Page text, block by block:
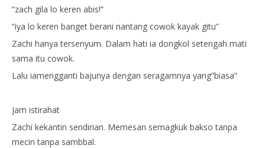
“zach gila lo keren abis!”
“iya lo keren banget berani nantang cowok kayak gitu”
Zachi hanya tersenyum. Dalam hati ia dongkol setengah mati
sama itu cowok.
Lalu iamengganti bajunya dengan seragamnya yang”biasa”
Jam istirahat
Zachi kekantin sendirian. Memesan semagkuk bakso tanpa
mecin tanpa sambbal.